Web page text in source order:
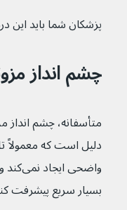
پزشکان شما باید این درمان‌ها را با شما در
چشم انداز
متأسفانه، چشم
دلیل است که معمولاً
بسیار سریع پیشرفت